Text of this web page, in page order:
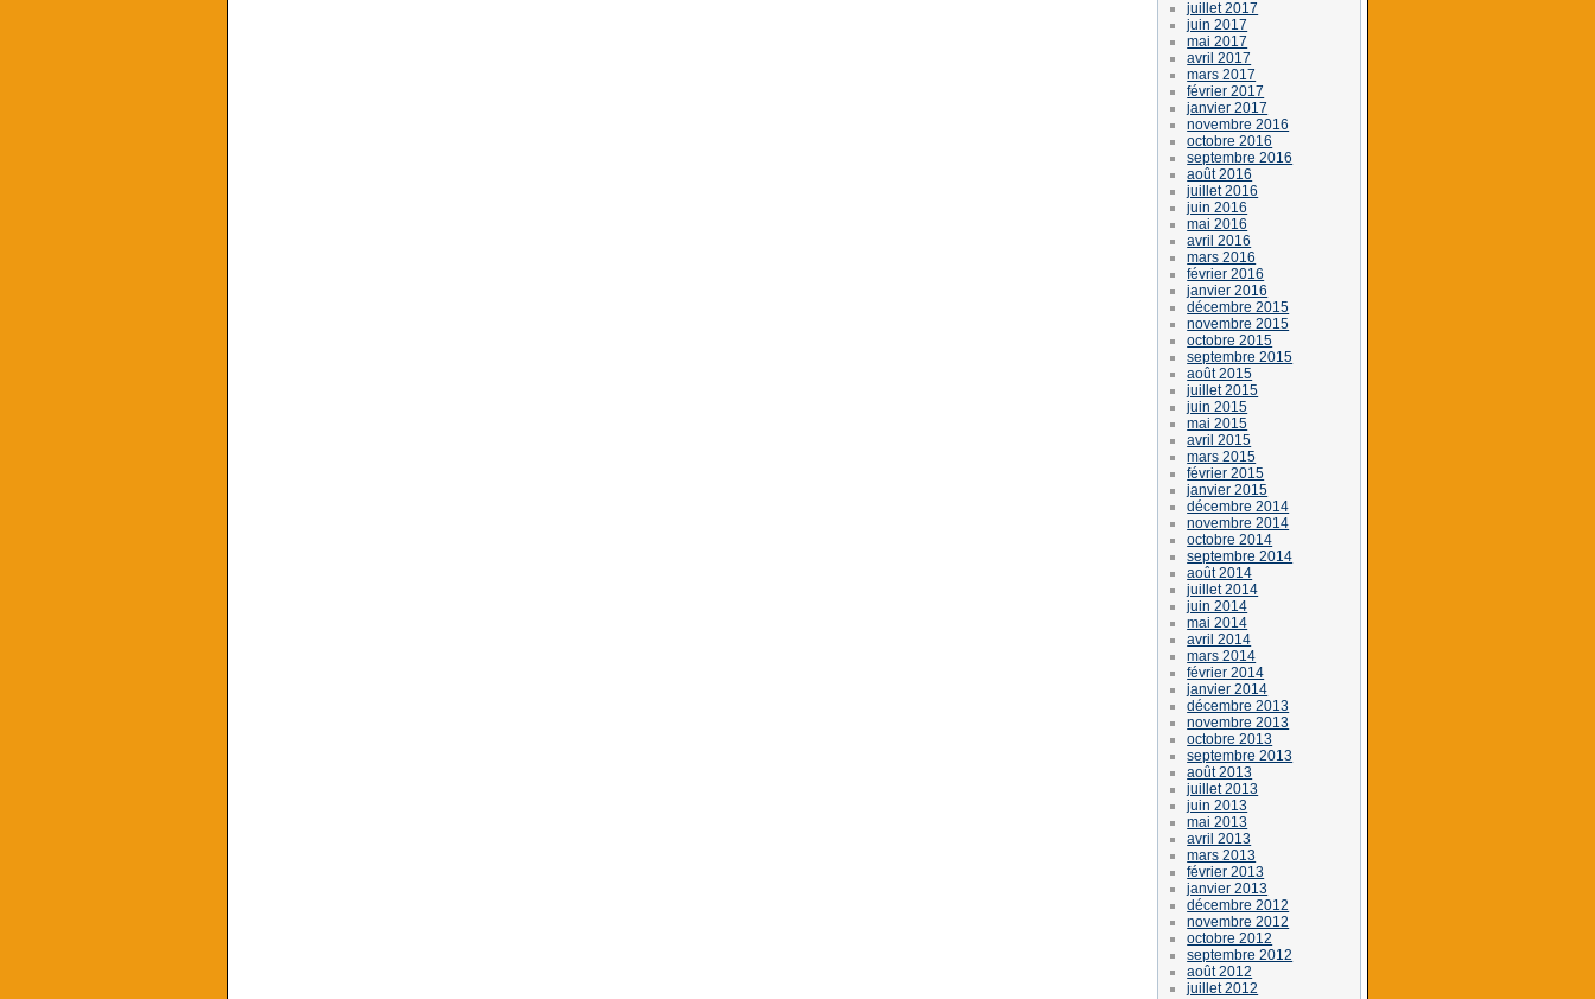
juillet 2017
juin 2017
mai 2017
avril 2017
mars 2017
février 2017
janvier 2017
novembre 2016
octobre 2016
septembre 2016
août 2016
juillet 2016
juin 2016
mai 2016
avril 2016
mars 2016
février 2016
janvier 2016
décembre 2015
novembre 2015
octobre 2015
septembre 2015
août 2015
juillet 2015
juin 2015
mai 2015
avril 2015
mars 2015
février 2015
janvier 2015
décembre 2014
novembre 2014
octobre 2014
septembre 2014
août 2014
juillet 2014
juin 2014
mai 2014
avril 2014
mars 2014
février 2014
janvier 2014
décembre 2013
novembre 2013
octobre 2013
septembre 2013
août 2013
juillet 2013
juin 2013
mai 2013
avril 2013
mars 2013
février 2013
janvier 2013
décembre 2012
novembre 2012
octobre 2012
septembre 2012
août 2012
juillet 2012